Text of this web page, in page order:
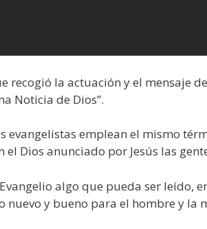
recogió la actuación y el mensaje
Noticia de Dios”.
evangelistas emplean el mismo
el Dios anunciado por Jesús las
algo que pueda ser leído,
nuevo y bueno para el hombre y la